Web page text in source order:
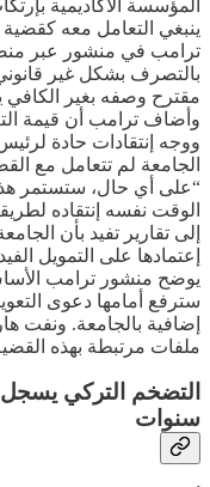
المؤسسة الأكاديمية
ينبغي التعامل معه
ترامب في منشور عبر
بالتصرف بشكل غير
مقترح وصفه بغير الكافي
ووجه إنتقادات حادة
الجامعة لم تتعامل مع
“على أي حال، ستستمر
الوقت نفسه إنتقاده
إلى تقارير تفيد بأن
إعتمادها على التمويل
يوضح منشور ترامب
سترفع أمامها دعوى
إضافية بالجامعة. ونفت
ملفات مرتبطة بهذه
التضخم التركي يسجل
سنوات